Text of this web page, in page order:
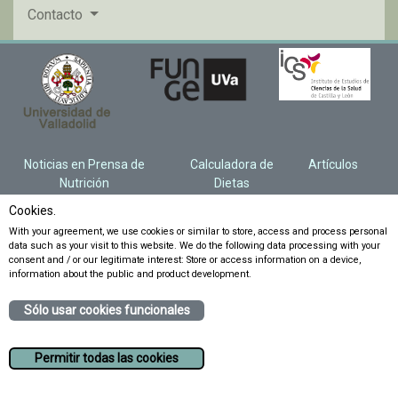
Contacto
Noticias en Prensa de
Nutrición
Calculadora de
Dietas
Artículos
Cookies.
With your agreement, we use cookies or similar to store, access and process personal
data such as your visit to this website. We do the following data processing with your
consent and / or our legitimate interest: Store or access information on a device,
information about the public and product development.
Sólo usar cookies funcionales
Permitir todas las cookies